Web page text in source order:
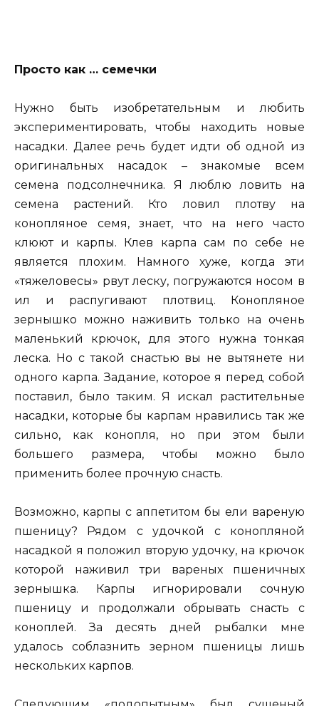
Просто как … семечки
Нужно быть изобретательным и любить
экспериментировать, чтобы находить новые
насадки. Далее речь будет идти об одной из
оригинальных насадок – знакомые всем
семена подсолнечника. Я люблю ловить на
семена растений. Кто ловил плотву на
конопляное семя, знает, что на него часто
клюют и карпы. Клев карпа сам по себе не
является плохим. Намного хуже, когда эти
«тяжеловесы» рвут леску, погружаются носом в
ил и распугивают плотвиц. Конопляное
зернышко можно наживить только на очень
маленький крючок, для этого нужна тонкая
леска. Но с такой снастью вы не вытянете ни
одного карпа. Задание, которое я перед собой
поставил, было таким. Я искал растительные
насадки, которые бы карпам нравились так же
сильно, как конопля, но при этом были
большего размера, чтобы можно было
применить более прочную снасть.
Возможно, карпы с аппетитом бы ели вареную
пшеницу? Рядом с удочкой с конопляной
насадкой я положил вторую удочку, на крючок
которой наживил три вареных пшеничных
зернышка. Карпы игнорировали сочную
пшеницу и продолжали обрывать снасть с
коноплей. За десять дней рыбалки мне
удалось соблазнить зерном пшеницы лишь
нескольких карпов.